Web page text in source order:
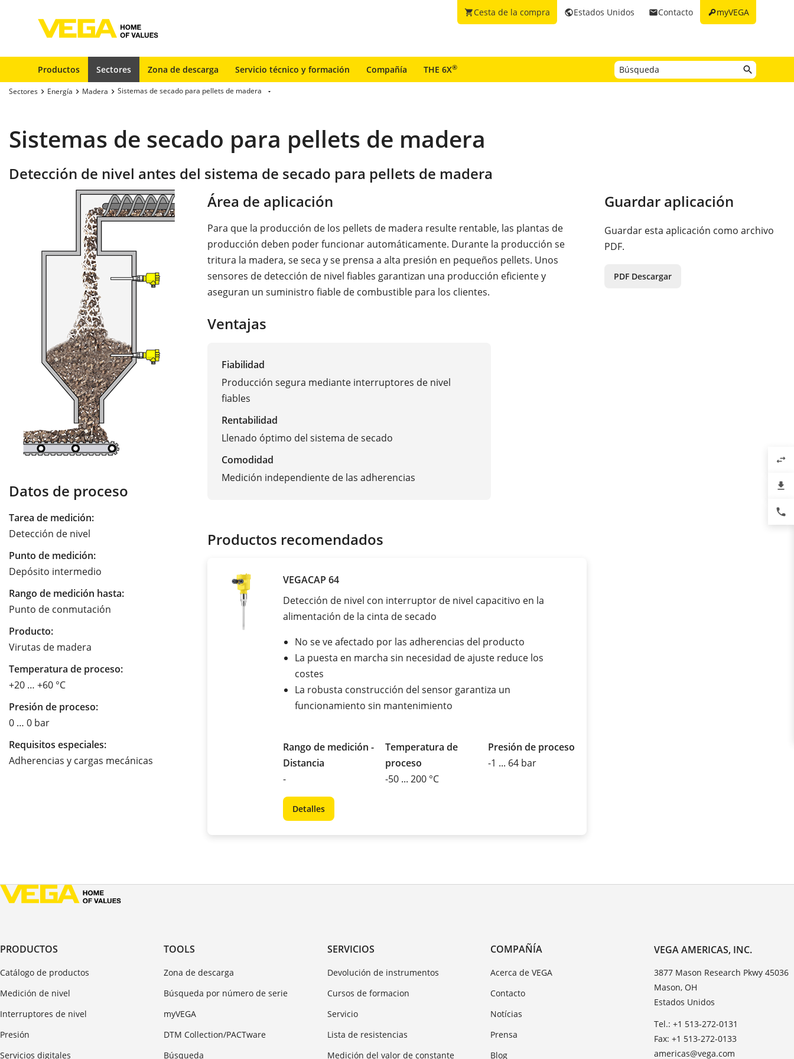
keymyVEGA
emailContacto
publicEstados Unidos
shopping_cartCesta de la compra
Productos Sectores Zona de descarga Servicio técnico y formación Compañía THE 6X®
Sectores Energía Madera Sistemas de secado para pellets de madera
Sistemas de secado para pellets de madera
Detección de nivel antes del sistema de secado para pellets de madera
Datos de proceso
Tarea de medición:
Detección de nivel
Punto de medición:
Depósito intermedio
Rango de medición hasta:
Punto de conmutación
Producto:
Virutas de madera
Temperatura de proceso:
+20 … +60 °C
Presión de proceso:
0 … 0 bar
Requisitos especiales:
Adherencias y cargas mecánicas
Área de aplicación
Para que la producción de los pellets de madera resulte rentable, las plantas de
producción deben poder funcionar automáticamente. Durante la producción se
tritura la madera, se seca y se prensa a alta presión en pequeños pellets. Unos
sensores de detección de nivel fiables garantizan una producción eficiente y
aseguran un suministro fiable de combustible para los clientes.
Ventajas
Fiabilidad
Producción segura mediante interruptores de nivel
fiables
Rentabilidad
Llenado óptimo del sistema de secado
Comodidad
Medición independiente de las adherencias
Productos recomendados
VEGACAP 64
Detección de nivel con interruptor de nivel capacitivo en la
alimentación de la cinta de secado
No se ve afectado por las adherencias del producto
La puesta en marcha sin necesidad de ajuste reduce los
costes
La robusta construcción del sensor garantiza un
funcionamiento sin mantenimiento
Rango de medición -
Distancia
-
Temperatura de
proceso
-50 ... 200 °C
Presión de proceso
-1 ... 64 bar
Detalles
Guardar aplicación
Guardar esta aplicación como archivo
PDF.
PDF Descargar
PRODUCTOS
Catálogo de productos
Medición de nivel
Interruptores de nivel
Presión
Servicios digitales
TOOLS
Zona de descarga
Búsqueda por número de serie
myVEGA
DTM Collection/PACTware
Búsqueda
SERVICIOS
Devolución de instrumentos
Cursos de formacion
Servicio
Lista de resistencias
Medición del valor de constante
COMPAÑÍA
Acerca de VEGA
Contacto
Notícias
Prensa
Blog
VEGA AMERICAS, INC.
3877 Mason Research Pkwy 45036
Mason, OH
Estados Unidos
Tel.: +1 513-272-0131
Fax: +1 513-272-0133
americas@vega.com
swap_horiz
file_download
phone